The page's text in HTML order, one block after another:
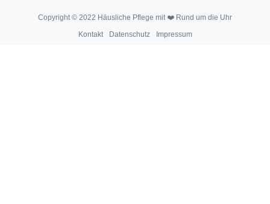
Copyright © 2022 Häusliche Pflege mit ❤️ Rund um die Uhr
Kontakt
Datenschutz Impressum